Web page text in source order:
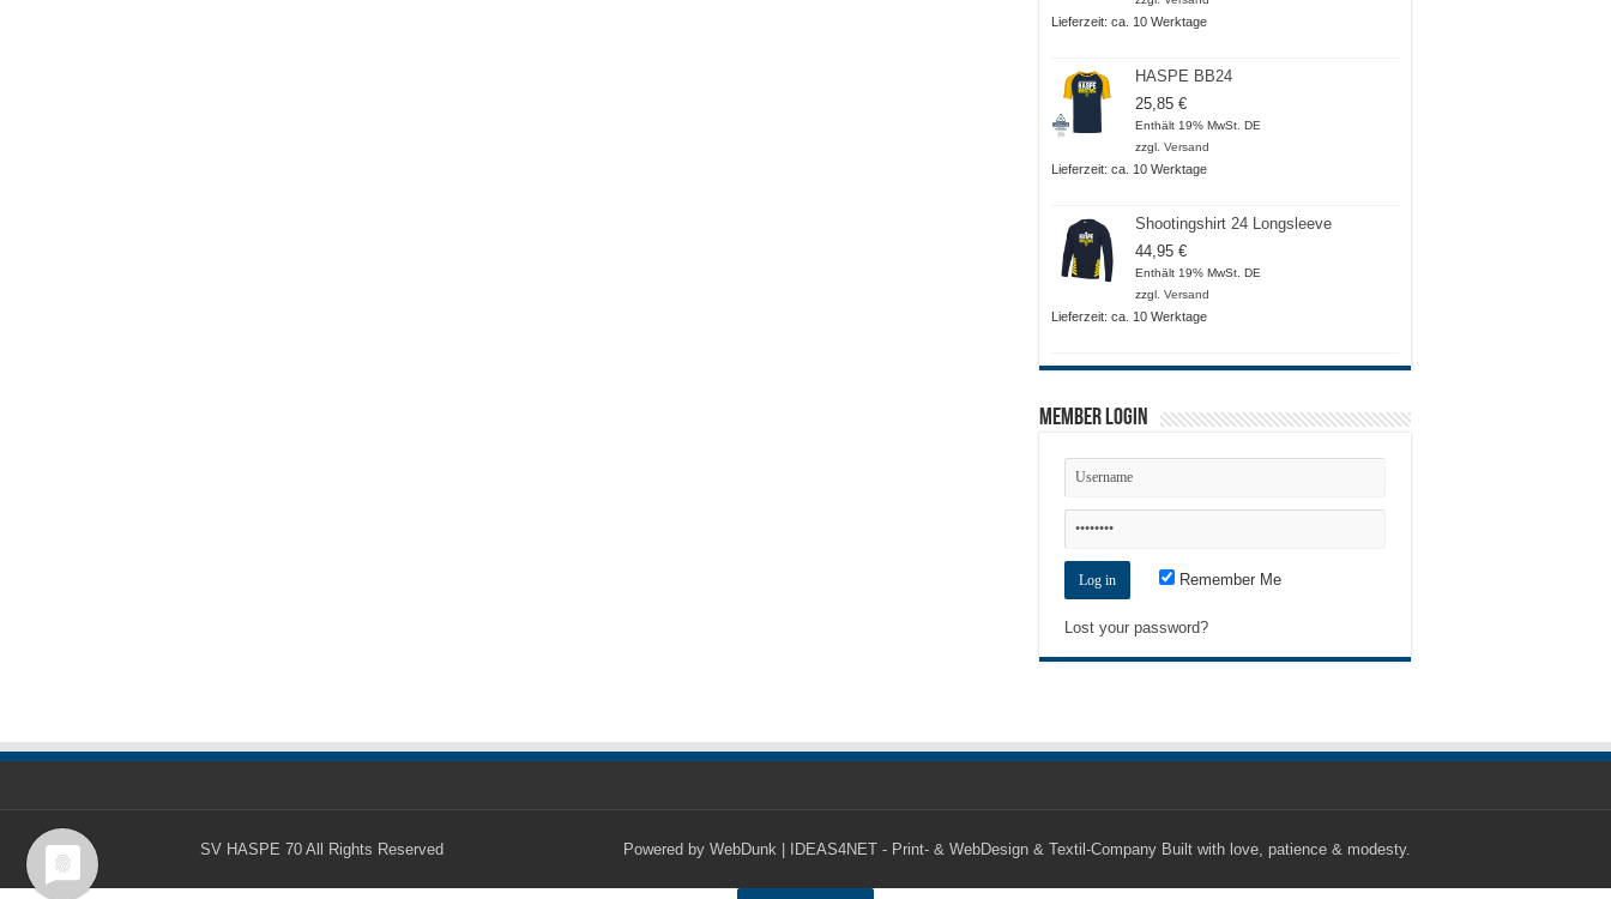
Lieferzeit: ca. 10 Werktage
HASPE BB24
25,85 €
Enthält 19% MwSt. DE
zzgl. Versand
Lieferzeit: ca. 10 Werktage
Shootingshirt 24 Longsleeve
44,95 €
Enthält 19% MwSt. DE
zzgl. Versand
Lieferzeit: ca. 10 Werktage
Member Login
Remember Me
Lost your password?
Powered by WebDunk | IDEAS4NET - Print- & WebDesign & Textil-Company Built with love, patience & modesty.
SV HASPE 70 All Rights Reserved